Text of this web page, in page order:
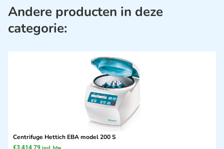
Andere producten in deze
categorie:
Centrifuge Hettich EBA model 200 S